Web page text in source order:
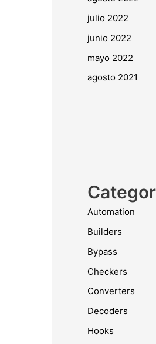
julio 2022
junio 2022
mayo 2022
agosto 2021
Automation
Builders
Bypass
Checkers
Converters
Decoders
Hooks